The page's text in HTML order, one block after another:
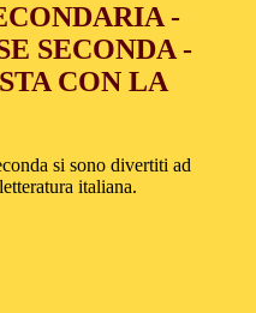
-
SECONDA -
CON LA
si sono divertiti ad
italiana.